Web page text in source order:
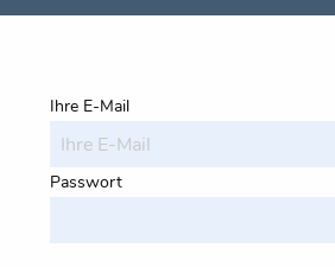
Ihre E-Mail
Passwort